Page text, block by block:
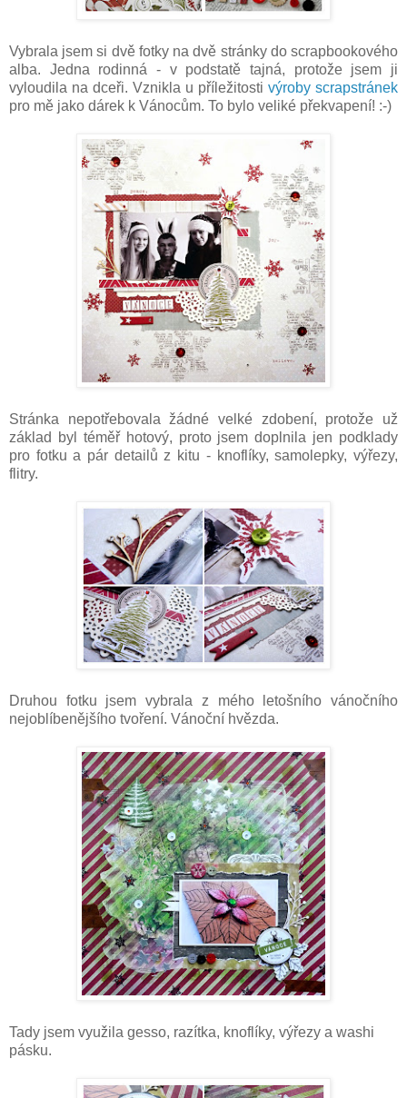
Vybrala jsem si dvě fotky na dvě stránky do scrapbookového
alba. Jedna rodinná - v podstatě tajná, protože jsem ji
vyloudila na dceři. Vznikla u příležitosti výroby scrapstránek
pro mě jako dárek k Vánocům. To bylo veliké překvapení! :-)
Stránka nepotřebovala žádné velké zdobení, protože už
základ byl téměř hotový, proto jsem doplnila jen podklady
pro fotku a pár detailů z kitu - knoflíky, samolepky, výřezy,
flitry.
Druhou fotku jsem vybrala z mého letošního vánočního
nejoblíbenějšího tvoření. Vánoční hvězda.
Tady jsem využila gesso, razítka, knoflíky, výřezy a washi
pásku.